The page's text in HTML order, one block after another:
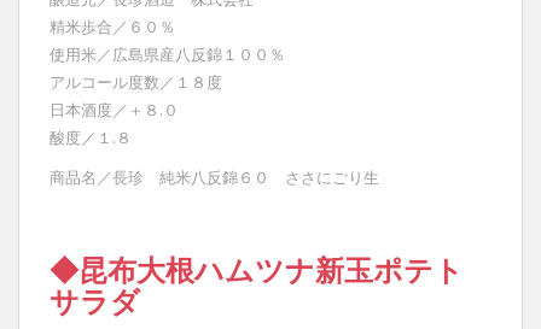
精米歩合／６０％
使用米／広島県産八反錦１００％
アルコール度数／１８度
日本酒度／＋８.０
酸度／１.８
商品名／長珍 純米八反錦６０ ささにごり生
◆昆布大根ハムツナ新玉ポテト
サラダ